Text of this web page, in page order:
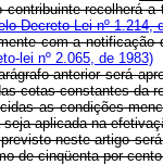
recolherá
Decreto-Lei nº 1.214,
com a
lei nº 2.065, de 1983)
anterior será
cotas constantes da
as condições
aplicada na
neste artigo será
de cinqüenta por